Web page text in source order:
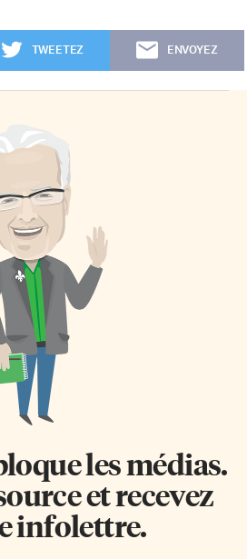
TWEETEZ ENVOYEZ
les médias.
et recevez
infolettre.